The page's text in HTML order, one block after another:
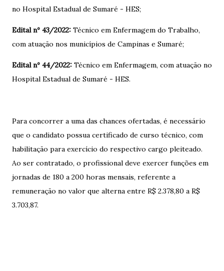
no Hospital Estadual de Sumaré - HES;
Edital nº 43/2022: Técnico em Enfermagem do Trabalho,
com atuação nos municípios de Campinas e Sumaré;
Edital nº 44/2022: Técnico em Enfermagem, com atuação no
Hospital Estadual de Sumaré - HES.
Para concorrer a uma das chances ofertadas, é necessário
que o candidato possua certificado de curso técnico, com
habilitação para exercício do respectivo cargo pleiteado.
Ao ser contratado, o profissional deve exercer funções em
jornadas de 180 a 200 horas mensais, referente a
remuneração no valor que alterna entre R$ 2.378,80 a R$
3.703,87.